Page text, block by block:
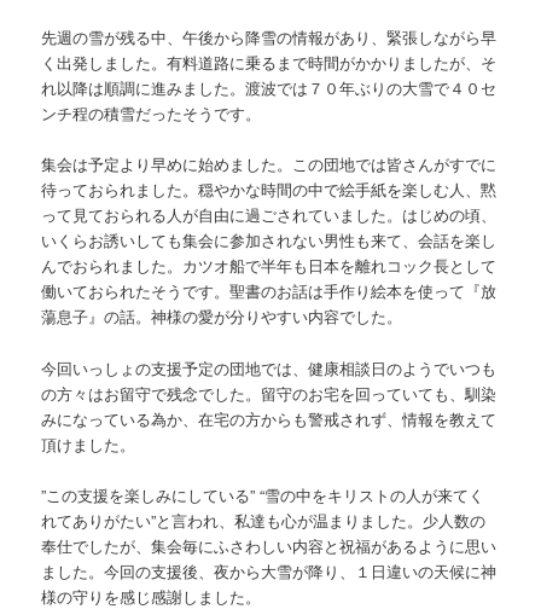
先週の雪が残る中、午後から降雪の情報があり、緊張しながら早
く出発しました。有料道路に乗るまで時間がかかりましたが、そ
れ以降は順調に進みました。渡波では７０年ぶりの大雪で４０セ
ンチ程の積雪だったそうです。
集会は予定より早めに始めました。この団地では皆さんがすでに
待っておられました。穏やかな時間の中で絵手紙を楽しむ人、黙
って見ておられる人が自由に過ごされていました。はじめの頃、
いくらお誘いしても集会に参加されない男性も来て、会話を楽し
んでおられました。カツオ船で半年も日本を離れコック長として
働いておられたそうです。聖書のお話は手作り絵本を使って『放
蕩息子』の話。神様の愛が分りやすい内容でした。
今回いっしょの支援予定の団地では、健康相談日のようでいつも
の方々はお留守で残念でした。留守のお宅を回っていても、馴染
みになっている為か、在宅の方からも警戒されず、情報を教えて
頂けました。
”この支援を楽しみにしている” “雪の中をキリストの人が来てく
れてありがたい”と言われ、私達も心が温まりました。少人数の
奉仕でしたが、集会毎にふさわしい内容と祝福があるように思い
ました。今回の支援後、夜から大雪が降り、１日違いの天候に神
様の守りを感じ感謝しました。